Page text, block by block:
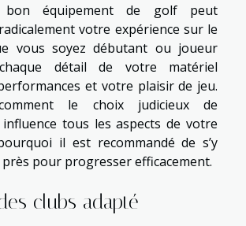
équipement de golf peut
votre expérience sur le
vous soyez débutant ou joueur
détail de votre matériel
et votre plaisir de jeu.
le choix judicieux de
influence tous les aspects de votre
il est recommandé de s’y
pour progresser efficacement.
clubs adapté